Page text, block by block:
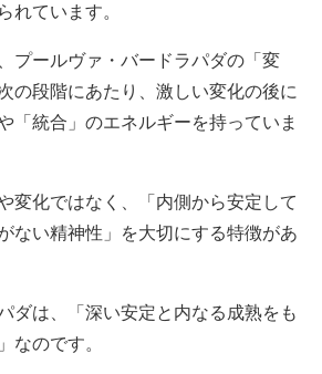
れています。
プールヴァ・バードラパダの「変
の段階にあたり、激しい変化の後に
「統合」のエネルギーを持っていま
変化ではなく、「内側から安定して
ない精神性」を大切にする特徴があ
ダは、「深い安定と内なる成熟をも
なのです。